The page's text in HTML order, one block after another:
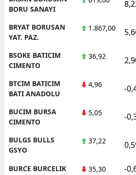
BORU SANAYI
BRYAT BORUSAN
YAT. PAZ.
1.867,00
BSOKE BATICIM
CIMENTO
36,92
BTCIM BATICIM
BATI ANADOLU
4,96 -
BUCIM BURSA
CIMENTO
5,05 -
BULGS BULLS
GSYO
37,22
BURCE BURCELIK 35,30 -